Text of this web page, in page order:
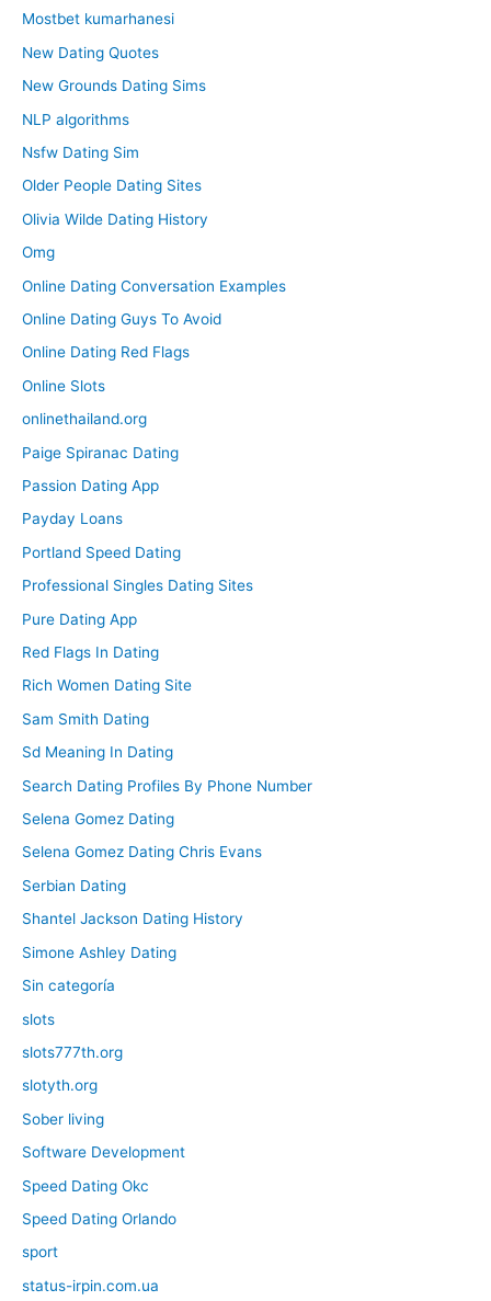
Mostbet kumarhanesi
New Dating Quotes
New Grounds Dating Sims
NLP algorithms
Nsfw Dating Sim
Older People Dating Sites
Olivia Wilde Dating History
Omg
Online Dating Conversation Examples
Online Dating Guys To Avoid
Online Dating Red Flags
Online Slots
onlinethailand.org
Paige Spiranac Dating
Passion Dating App
Payday Loans
Portland Speed Dating
Professional Singles Dating Sites
Pure Dating App
Red Flags In Dating
Rich Women Dating Site
Sam Smith Dating
Sd Meaning In Dating
Search Dating Profiles By Phone Number
Selena Gomez Dating
Selena Gomez Dating Chris Evans
Serbian Dating
Shantel Jackson Dating History
Simone Ashley Dating
Sin categoría
slots
slots777th.org
slotyth.org
Sober living
Software Development
Speed Dating Okc
Speed Dating Orlando
sport
status-irpin.com.ua